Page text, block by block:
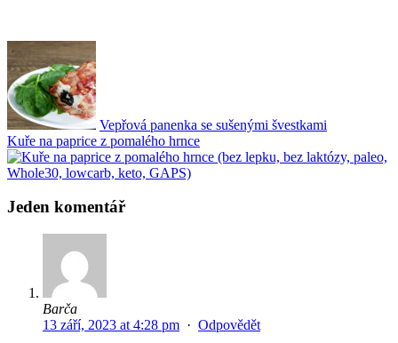
Vepřová panenka se sušenými švestkami
Kuře na paprice z pomalého hrnce
Jeden komentář
Barča
13 září, 2023 at 4:28 pm · Odpovědět